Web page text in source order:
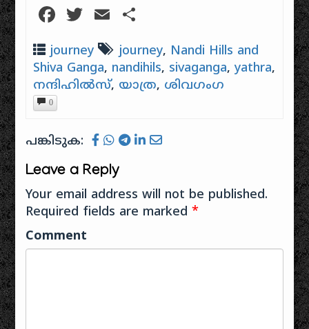
Facebook
Twitter
Email
journey journey, Nandi Hills and
Shiva Ganga, nandihils, sivaganga,yathra,
നന്ദിഹിൽസ്, യാത്ര, ശിവഗംഗ
0
പങ്കിടുക:
Leave a Reply
Your email address will not be published.
Required fields are marked*
Comment